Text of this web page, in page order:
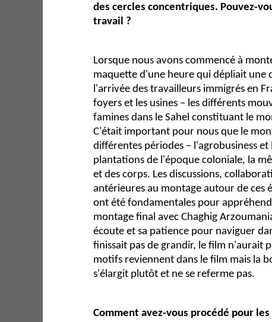
des cercles concentriques. Pouvez-
travail ?
Lorsque nous avons commencé à
maquette d'une heure qui dépliait une
l'arrivée des travailleurs immigrés en
foyers et les usines – les différents
famines dans le Sahel constituant le
C'était important pour nous que le
différentes périodes – l'agrobusiness et
plantations de l'époque coloniale, la
et des corps. Les discussions,
antérieures au montage autour de ces
ont été fondamentales pour
montage final avec Chaghig
écoute et sa patience pour naviguer
finissait pas de grandir, le film n'aurait
motifs reviennent dans le film mais la
s'élargit plutôt et ne se referme pas.
Comment avez-vous procédé pour